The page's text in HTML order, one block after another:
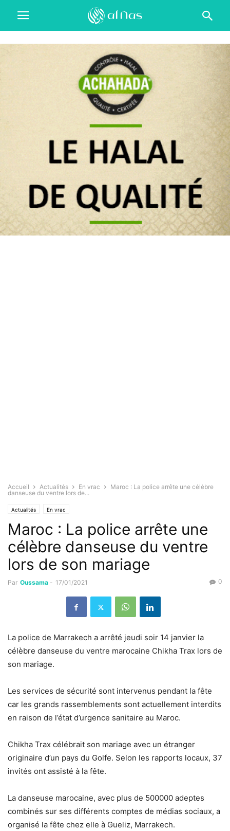
Accueil Actualités En vrac
Maroc : La police arrête une célèbre
danseuse du ventre lors de...
Actualités En vrac
Maroc : La police arrête une
célèbre danseuse du ventre
lors de son mariage
Par Oussama - 17/01/2021 0
La police de Marrakech a arrêté jeudi soir 14 janvier la
célèbre danseuse du ventre marocaine Chikha Trax lors de
son mariage.
Les services de sécurité sont intervenus pendant la fête
car les grands rassemblements sont actuellement interdits
en raison de l’état d’urgence sanitaire au Maroc.
Chikha Trax célébrait son mariage avec un étranger
originaire d’un pays du Golfe. Selon les rapports locaux, 37
invités ont assisté à la fête.
La danseuse marocaine, avec plus de 500000 adeptes
combinés sur ses différents comptes de médias sociaux, a
organisé la fête chez elle à Gueliz, Marrakech.